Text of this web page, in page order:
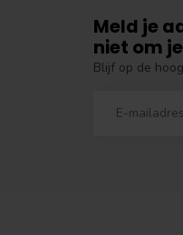
Meld je
niet om
Blijf op de